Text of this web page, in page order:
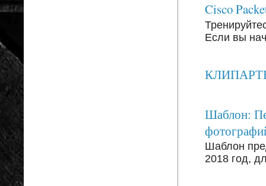
Cisco
Если вы
КЛИПАРТЫ:
Шаблон:
Шаблон
2018 год,